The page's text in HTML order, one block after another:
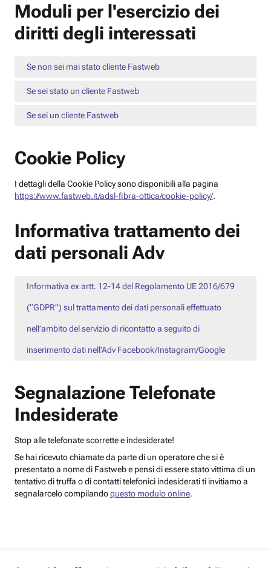
Moduli per l'esercizio dei
diritti degli interessati
Se non sei mai stato cliente Fastweb
Se sei stato un cliente Fastweb
Se sei un cliente Fastweb
Cookie Policy
I dettagli della Cookie Policy sono disponibili alla pagina
https://www.fastweb.it/adsl-fibra-ottica/cookie-policy/.
Informativa trattamento dei
dati personali Adv
Informativa ex artt. 12-14 del Regolamento UE 2016/679
(“GDPR”) sul trattamento dei dati personali effettuato
nell’ambito del servizio di ricontatto a seguito di
inserimento dati nell’Adv Facebook/Instagram/Google
Segnalazione Telefonate
Indesiderate
Stop alle telefonate scorrette e indesiderate!
Se hai ricevuto chiamate da parte di un operatore che si è
presentato a nome di Fastweb e pensi di essere stato vittima di un
tentativo di truffa o di contatti telefonici indesiderati ti invitiamo a
segnalarcelo compilandoquesto modulo online.